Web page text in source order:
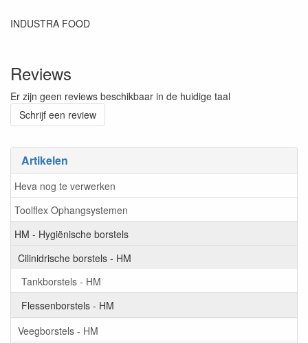
Artikelen
Heva nog te verwerken
Toolflex Ophangsystemen
HM - Hygiënische borstels
Cilinidrische borstels - HM
Tankborstels - HM
Flessenborstels - HM
Veegborstels - HM
INDUSTRA FOOD
Reviews
Er zijn geen reviews beschikbaar in de huidige taal
Schrijf een review